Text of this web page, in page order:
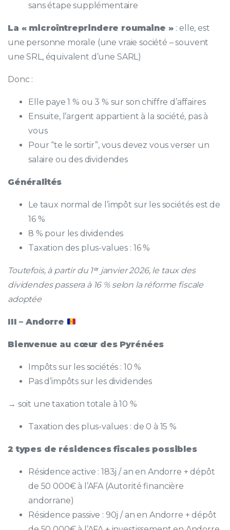
sans étape supplémentaire
La « microîntreprindere roumaine » : elle, est
une personne morale (une vraie société – souvent
une SRL, équivalent d’une SARL)
Donc :
Elle paye 1 % ou 3 % sur son chiffre d’affaires
Ensuite, l’argent appartient à la société, pas à
vous
Pour “te le sortir”, vous devez vous verser un
salaire ou des dividendes
Généralités
Le taux normal de l’impôt sur les sociétés est de
16 %
8 % pour les dividendes
Taxation des plus-values : 16 %
Toutefois, à partir du 1ᵉʳ janvier 2026, le taux des
dividendes passera à 16 % selon la réforme fiscale
adoptée
III – Andorre
Bienvenue au cœur des Pyrénées
Impôts sur les sociétés : 10 %
Pas d’impôts sur les dividendes
→ soit une taxation totale à 10 %
Taxation des plus-values : de 0 à 15 %
2 types de résidences fiscales possibles
Résidence active : 183j / an en Andorre + dépôt
de 50 000€ à l’AFA (Autorité financière
andorrane)
Résidence passive : 90j / an en Andorre + dépôt